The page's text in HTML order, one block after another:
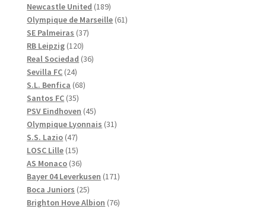
produkter
Newcastle United 189189
produkter
Olympique de Marseille 6161
SE Palmeiras 3737
RB Leipzig 120120
produkter
Real Sociedad 3636
Sevilla FC 2424
produkter
S.L. Benfica 6868
Santos FC 3535
produkter
PSV Eindhoven 4545
produkter
Olympique Lyonnais 3131
S.S. Lazio 4747
produkter
LOSC Lille 1515
produkter
AS Monaco 3636
produkter
Bayer 04 Leverkusen 171171
Boca Juniors 2525
produkter
Brighton Hove Albion 7676